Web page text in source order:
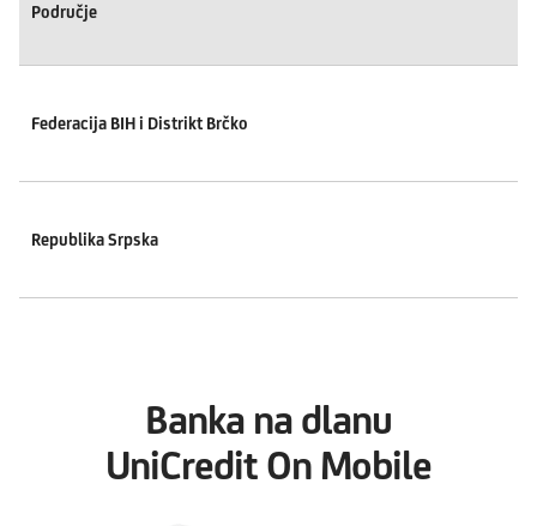
Područje
Federacija BIH i Distrikt Brčko
Republika Srpska
Banka na dlanu
UniCredit On Mobile